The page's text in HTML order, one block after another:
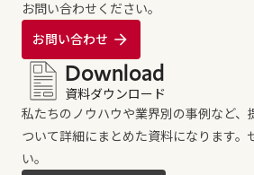
お問い合わせください。
お問い合わせ
Download
資料ダウンロード
私たちのノウハウや業界別の事例など、
ついて詳細にまとめた資料になります。
い。